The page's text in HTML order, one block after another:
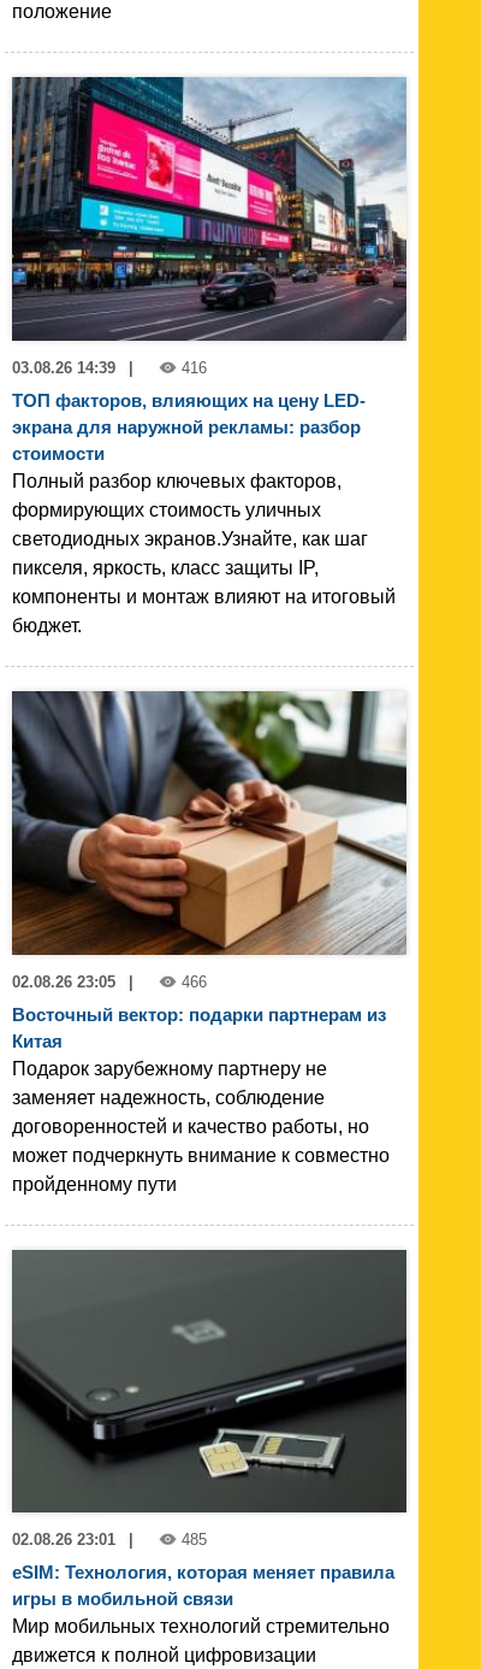
положение
03.08.26 14:39 416
ТОП факторов, влияющих на цену LED-
экрана для наружной рекламы: разбор
стоимости
Полный разбор ключевых факторов,
формирующих стоимость уличных
светодиодных экранов.Узнайте, как шаг
пикселя, яркость, класс защиты IP,
компоненты и монтаж влияют на итоговый
бюджет.
02.08.26 23:05 466
Восточный вектор: подарки партнерам из
Китая
Подарок зарубежному партнеру не
заменяет надежность, соблюдение
договоренностей и качество работы, но
может подчеркнуть внимание к совместно
пройденному пути
02.08.26 23:01 485
eSIM: Технология, которая меняет правила
игры в мобильной связи
Мир мобильных технологий стремительно
движется к полной цифровизации